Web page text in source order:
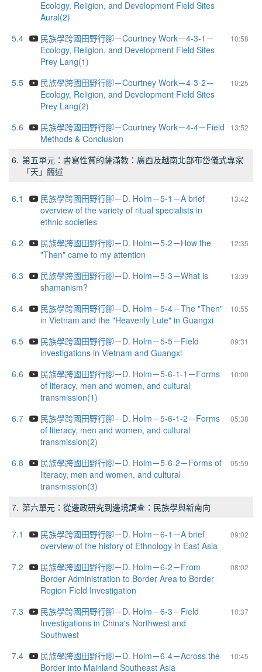
Ecology, Religion, and Development Field Sites
Aural(2)
5.4
10:58
民族學跨國田野行腳－Courtney Work－4-3-1－
Ecology, Religion, and Development Field Sites
Prey Lang(1)
5.5
10:25
民族學跨國田野行腳－Courtney Work－4-3-2－
Ecology, Religion, and Development Field Sites
Prey Lang(2)
5.6
13:52
民族學跨國田野行腳－Courtney Work－4-4－Field
Methods & Conclusion
6. 第五單元：書寫性質的薩滿教：廣西及越南北部布岱儀式專家
「天」簡述
6.1 13:42
民族學跨國田野行腳－D. Holm－5-1－A brief
overview of the variety of ritual specialists in
ethnic societies
6.2
12:35
民族學跨國田野行腳－D. Holm－5-2－How the
"Then" came to my attention
6.3
13:39
民族學跨國田野行腳－D. Holm－5-3－What is
shamanism?
6.4
10:55
民族學跨國田野行腳－D. Holm－5-4－The "Then"
in Vietnam and the "Heavenly Lute" in Guangxi
6.5
09:31
民族學跨國田野行腳－D. Holm－5-5－Field
investigations in Vietnam and Guangxi
6.6
10:00
民族學跨國田野行腳－D. Holm－5-6-1-1－Forms
of literacy, men and women, and cultural
transmission(1)
6.7
05:38
民族學跨國田野行腳－D. Holm－5-6-1-2－Forms
of literacy, men and women, and cultural
transmission(2)
6.8
05:59
民族學跨國田野行腳－D. Holm－5-6-2－Forms of
literacy, men and women, and cultural
transmission(3)
7. 第六單元：從邊政研究到邊境調查：民族學與新南向
7.1 09:02
民族學跨國田野行腳－D. Holm－6-1－A brief
overview of the history of Ethnology in East Asia
7.2
08:02
民族學跨國田野行腳－D. Holm－6-2－From
Border Administration to Border Area to Border
Region Field Investigation
7.3
10:37
民族學跨國田野行腳－D. Holm－6-3－Field
Investigations in China's Northwest and
Southwest
7.4
10:45
民族學跨國田野行腳－D. Holm－6-4－Across the
Border into Mainland Southeast Asia